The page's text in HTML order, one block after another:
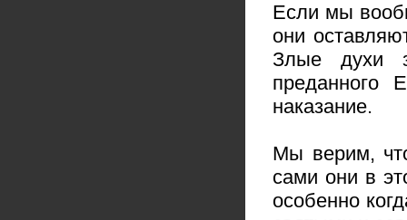
Если мы
они
Злые духи
преданного
наказание.
Мы верим,
сами они в
особенно